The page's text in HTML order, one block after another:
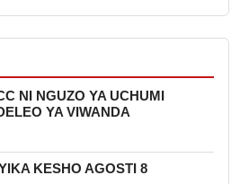
NI NGUZO YA UCHUMI
YA VIWANDA
KESHO AGOSTI 8